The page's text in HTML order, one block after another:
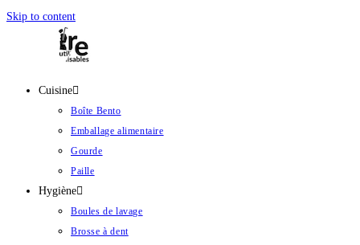
Skip to content
Cuisine
Boîte Bento
Emballage alimentaire
Gourde
Paille
Hygiène
Boules de lavage
Brosse à dent